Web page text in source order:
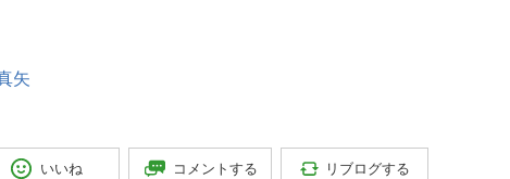
矢
いいね コメントする リブログする